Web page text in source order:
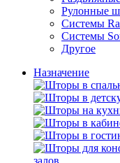
Рулонные
Системы
Системы
Другое
Назначение
залов